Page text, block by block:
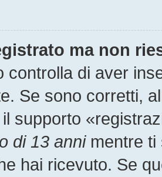
ma non
controlla di aver
Se sono corretti,
supporto
di 13 annimentre ti
hai ricevuto. Se